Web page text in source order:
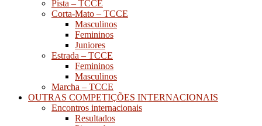
Pista – TCCE
Corta-Mato – TCCE
Masculinos
Femininos
Juniores
Estrada – TCCE
Femininos
Masculinos
Marcha – TCCE
OUTRAS COMPETIÇÕES INTERNACIONAIS
Encontros internacionais
Resultados